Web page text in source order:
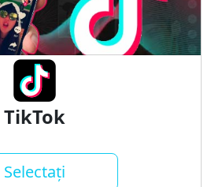
TikTok
Selectați